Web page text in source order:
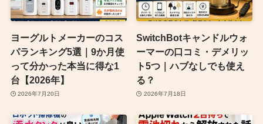
ヨーグルトメーカーのコス
パランキング5選｜9か月使
って分かった本当に得な1
台【2026年】
2026年7月20日
SwitchBotキャンドルウォ
ーマーの口コミ・デメリッ
ト5つ｜ハブなしでも使え
る？
2026年7月18日